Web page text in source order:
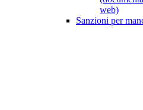
web)
Sanzioni per